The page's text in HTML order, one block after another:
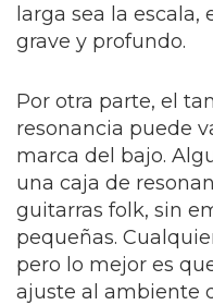
larga sea la
grave y profundo.
Por otra parte, el
resonancia puede
marca del bajo.
una caja de
guitarras folk, sin
pequeñas.
pero lo mejor es
ajuste al ambiente